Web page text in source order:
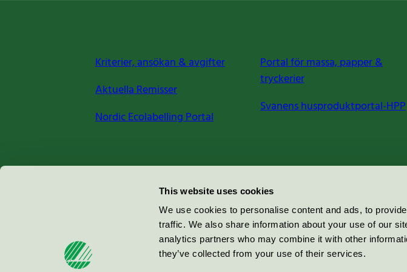
This website uses cookies
We use cookies to personalise content and ads, to
traffic. We also share information about your use of our
analytics partners who may combine it with other
they’ve collected from your use of their services.
Kriterier, ansökan & avgifter
Aktuella Remisser
Nordic Ecolabelling Portal
Portal för massa, papper &
tryckerier
Svanens husproduktportal-HPP
Miljömärkning Sverige AB
100 64